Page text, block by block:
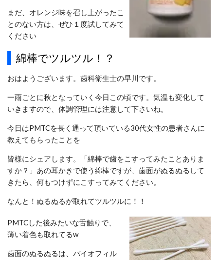
まだ、オレンジ味を召し上がったこ
とのない方は、ぜひ１度試してみて
ください
綿棒でツルツル！？
おはようございます。歯科衛生士の早川です。
一雨ごとに秋となっていく今日この頃です。気温も変化して
いきますので、体調管理には注意して下さいね。
今日はPMTCを長く通って頂いている30代女性の患者さんに
教えてもらったことを
皆様にシェアします。「綿棒で歯をこすってみたことありま
すか？」あの耳かきで使う綿棒ですが、歯面がぬるぬるして
きたら、何もつけずにこすってみてください。
なんと！ぬるぬるが取れてツルツルに！！
PMTCした後みたいな舌触りで、
薄い着色も取れてるw
歯面のぬるぬるは、バイオフィル